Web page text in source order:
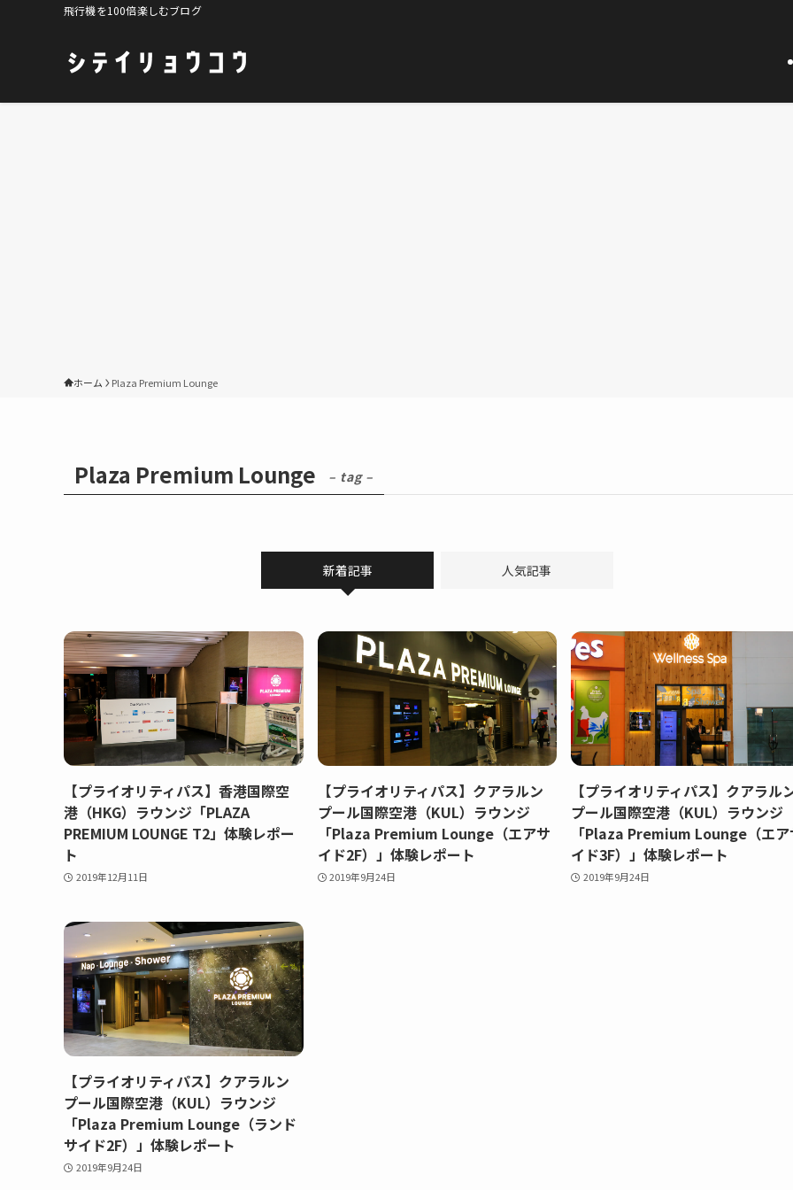
飛行機を100倍楽しむブログ
ホーム Plaza Premium Lounge
Plaza Premium Lounge – tag –
新着記事 人気記事
【プライオリティパス】香港国際空
港（HKG）ラウンジ「PLAZA
PREMIUM LOUNGE T2」体験レポー
ト
2019年12月11日
【プライオリティパス】クアラルン
プール国際空港（KUL）ラウンジ
「Plaza Premium Lounge（エアサ
イド2F）」体験レポート
2019年9月24日
【プライオリティパス】クアラル
プール国際空港（KUL）ラウンジ
「Plaza Premium Lounge（エ
イド3F）」体験レポート
2019年9月24日
【プライオリティパス】クアラルン
プール国際空港（KUL）ラウンジ
「Plaza Premium Lounge（ランド
サイド2F）」体験レポート
2019年9月24日